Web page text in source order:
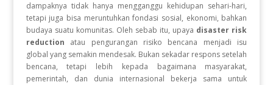
dampaknya tidak hanya mengganggu kehidupan sehari-hari,
tetapi juga bisa meruntuhkan fondasi sosial, ekonomi, bahkan
budaya suatu komunitas. Oleh sebab itu, upaya disaster risk
reduction atau pengurangan risiko bencana menjadi isu
global yang semakin mendesak. Bukan sekadar respons setelah
bencana, tetapi lebih kepada bagaimana masyarakat,
pemerintah, dan dunia internasional bekerja sama untuk